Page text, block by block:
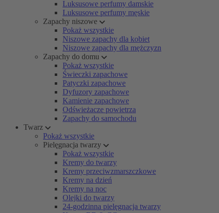
Luksusowe perfumy damskie
Luksusowe perfumy męskie
Zapachy niszowe
Pokaż wszystkie
Niszowe zapachy dla kobiet
Niszowe zapachy dla mężczyzn
Zapachy do domu
Pokaż wszystkie
Świeczki zapachowe
Patyczki zapachowe
Dyfuzory zapachowe
Kamienie zapachowe
Odświeżacze powietrza
Zapachy do samochodu
Twarz
Pokaż wszystkie
Pielęgnacja twarzy
Pokaż wszystkie
Kremy do twarzy
Kremy przeciwzmarszczkowe
Kremy na dzień
Kremy na noc
Olejki do twarzy
24-godzinna pielęgnacja twarzy